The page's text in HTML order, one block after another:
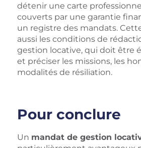
détenir une carte
couverts par une garantie
un registre des mandats.
aussi les conditions de
gestion locative, qui doit être
et préciser les missions, les
modalités de résiliation.
Pour conclure
Un mandat de gestion